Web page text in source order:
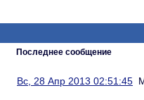
Последнее сообщение
Вс, 28 Апр 2013 02:51:45